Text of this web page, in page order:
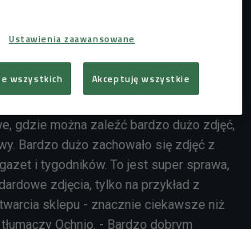
gość, przedwojennych zdjęć jest cała
nich można uzyskać przez internet i jest
gdzie można zaleźć bardzo dużo zdjęć,
Bardzo dużo zachowało się zdjęć z
i tygodników. To jest super sprawa,
zdjęcia, tylko na przykład z
sklepu - znacznie ciekawsze niż
Ochnio. - Bardzo dobrym
Ustawienia zaawansowane
wszystkich Akceptuję wszystkie